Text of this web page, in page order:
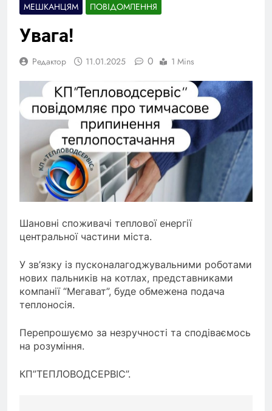
МЕШКАНЦЯМ ПОВІДОМЛЕННЯ
Увага!
Редактор 11.01.2025 0 1 Mins
Шановні споживачі теплової енергії
центральної частини міста.
У зв’язку із пусконалагоджувальними роботами
нових пальників на котлах, представниками
компанії “Мегават”, буде обмежена подача
теплоносія.
Перепрошуємо за незручності та сподіваємось
на розуміння.
КП”ТЕПЛОВОДСЕРВІС”.